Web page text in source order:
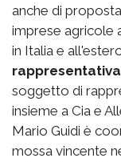
anche di
imprese agricole
in Italia e
soggetto di
insieme a Cia e
Mario Guidi è
mossa vincente